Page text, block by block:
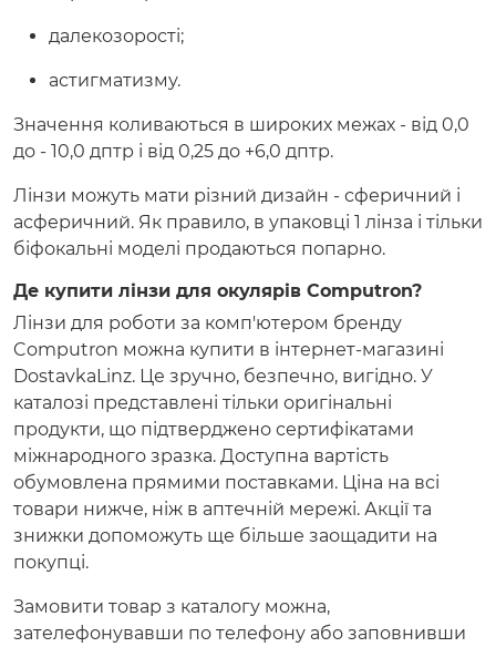
далекозорості;
астигматизму.
Значення коливаються в широких межах - від 0,0
до - 10,0 дптр і від 0,25 до +6,0 дптр.
Лінзи можуть мати різний дизайн - сферичний і
асферичний. Як правило, в упаковці 1 лінза і тільки
біфокальні моделі продаються попарно.
Де купити лінзи для окулярів Computron?
Лінзи для роботи за комп'ютером бренду
Computron можна купити в інтернет-магазині
DostavkaLinz. Це зручно, безпечно, вигідно. У
каталозі представлені тільки оригінальні
продукти, що підтверджено сертифікатами
міжнародного зразка. Доступна вартість
обумовлена прямими поставками. Ціна на всі
товари нижче, ніж в аптечній мережі. Акції та
знижки допоможуть ще більше заощадити на
покупці.
Замовити товар з каталогу можна,
зателефонувавши по телефону або заповнивши